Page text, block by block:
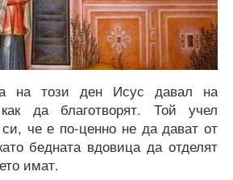
на този ден Исус давал на
да благотворят. Той учел
си, че е по-ценно не да дават от
бедната вдовица да отделят
имат.